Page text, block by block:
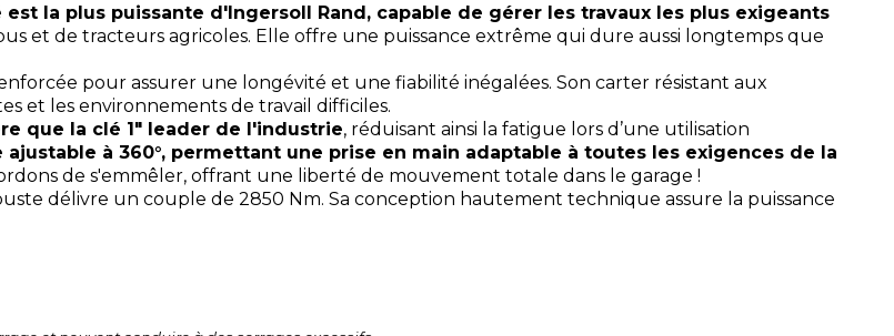
la plus puissante d'Ingersoll Rand, capable de gérer les travaux les plus exigeants
et de tracteurs agricoles. Elle offre une puissance extrême qui dure aussi longtemps que
pour assurer une longévité et une fiabilité inégalées. Son carter résistant aux
et les environnements de travail difficiles.
que la clé 1" leader de l'industrie, réduisant ainsi la fatigue lors d’une utilisation
ajustable à 360°, permettant une prise en main adaptable à toutes les exigences de la
de s'emmêler, offrant une liberté de mouvement totale dans le garage !
délivre un couple de 2850 Nm. Sa conception hautement technique assure la puissance